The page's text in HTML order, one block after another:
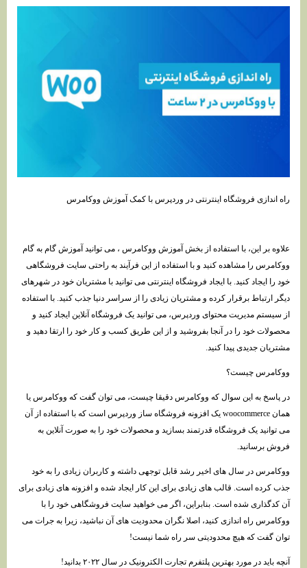
راه اندازی فروشگاه اینترنتی در وردپرس با کمک آموزش ووکامرس
علاوه بر این، با استفاده از بخش آموزش ووکامرس ، می توانید آموزش گام به گام
ووکامرس را مشاهده کنید و با استفاده از این فرآیند به راحتی سایت فروشگاهی
خود را ایجاد کنید. با ایجاد فروشگاه اینترنتی می توانید با مشتریان خود در شهرهای
دیگر ارتباط برقرار کرده و مشتریان زیادی را از سراسر دنیا جذب کنید. با استفاده
از سیستم مدیریت محتوای وردپرس، می توانید یک فروشگاه آنلاین ایجاد کنید و
محصولات خود را در آنجا بفروشید و از این طریق کسب و کار خود را ارتقا دهید و
مشتریان جدیدی پیدا کنید.
ووکامرس چیست؟
در پاسخ به این سوال که ووکامرس دقیقا چیست، می توان گفت که ووکامرس یا
همان woocommerce یک افزونه فروشگاه ساز وردپرس است که با استفاده از آن
می توانید یک فروشگاه قدرتمند بسازید و محصولات خود را به صورت آنلاین به
فروش برسانید.
ووکامرس در سال های اخیر رشد قابل توجهی داشته و کاربران زیادی را به خود
جذب کرده است. قالب های زیادی برای این کار ایجاد شده و افزونه های زیادی برای
آن کدگذاری شده است. بنابراین، اگر می خواهید سایت فروشگاهی خود را با
ووکامرس راه اندازی کنید، اصلا نگران محدودیت های آن نباشید، زیرا به جرات می
توان گفت که هیچ محدودیتی سر راه شما نیست!
آنچه باید در مورد بهترین پلتفرم تجارت الکترونیک در سال ۲۰۲۲ بدانید!